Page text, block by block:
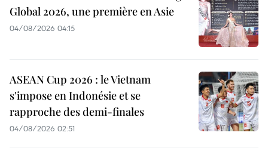
Global 2026, une première en Asie
04/08/2026 04:15
ASEAN Cup 2026 : le Vietnam
s'impose en Indonésie et se
rapproche des demi-finales
04/08/2026 02:51